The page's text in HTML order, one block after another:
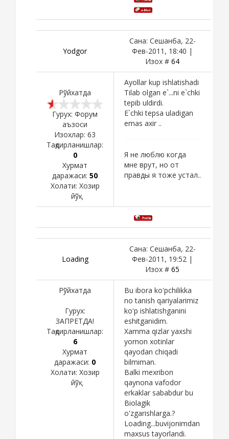
Yodgor
Сана: Сешанба, 22-
Фев-2011, 18:40 |
Изох # 64
Рўйхатда
Гурух: Форум
аъзоси
Изохлар: 63
Тақдирланишлар:
0
Хурмат
даражаси: 50
Холати: Хозир
йўқ
Ayollar kup ishlatishadi
Tilab olgan e`...ni e`chki
tepib uldirdi.
E`chki tepsa uladigan
emas axir ..
Я не люблю когда
мне врут, но от
правды я тоже устал..
Loading
Сана: Сешанба, 22-
Фев-2011, 19:52 |
Изох # 65
Рўйхатда
Гурух:
ЗАПРЕТДА!
Тақдирланишлар:
6
Хурмат
даражаси: 0
Холати: Хозир
йўқ
Bu ibora ko'pchilikka
no tanish qariyalarimiz
ko'p ishlatishganini
eshitganidim.
Xamma qizlar yaxshi
yomon xotinlar
qayodan chiqadi
bilmiman.
Balki mexribon
qaynona vafodor
erkaklar sababdur bu
Biolagik
o'zgarishlarga.?
Loading...buvijonimdan
maxsus tayorlandi.